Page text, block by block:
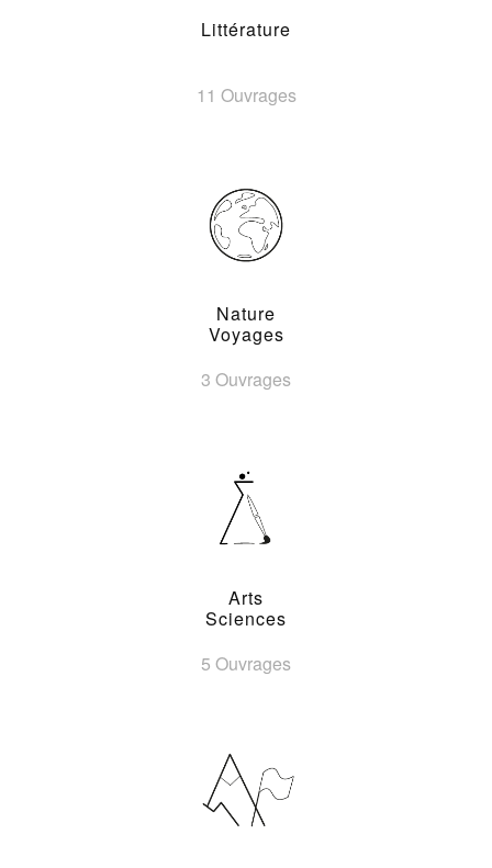
Littérature
11 Ouvrages
Nature
Voyages
3 Ouvrages
Arts
Sciences
5 Ouvrages